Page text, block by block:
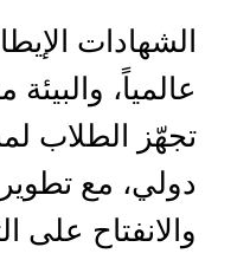
الشهادات
عالمياً،
تجهّز الطلاب
دولي، مع
والانفتاح على